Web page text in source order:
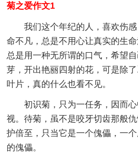
菊之爱作文1
我们这个年纪的人，喜欢伤
命不凡，总是不用心让真实的生
总是用一种无所谓的口气，希望
芽，开出艳丽四射的花，可是除
叶片，真的什么也看不见。
初识菊，只为一任务，因而
视。待菊，虽不是咬牙切齿那般
护倍至，只当它是一个傀儡，一
的傀儡。